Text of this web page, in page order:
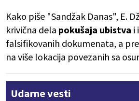
Kako piše "Sandžak Danas", E.
krivična dela pokušaja ubistva i
falsifikovanih dokumenata, a
na više lokacija povezanih sa
Udarne vesti